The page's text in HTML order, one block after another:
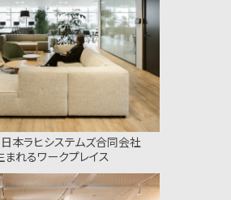
ラヒシステムズ合同会社
れるワークプレイス